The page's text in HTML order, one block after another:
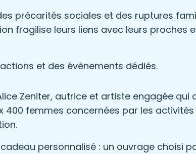
précarités sociales et des ruptures
fragilise leurs liens avec leurs proches
et des évènements dédiés.
Zeniter, autrice et artiste engagée qui
400 femmes concernées par les activités
personnalisé : un ouvrage choisi